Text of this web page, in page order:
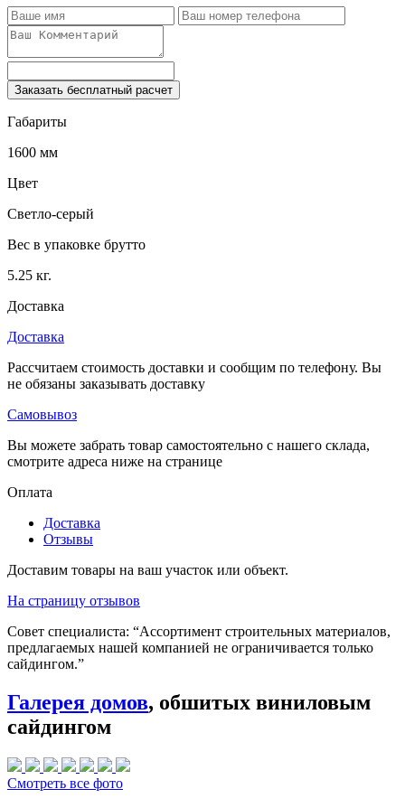
Заказать бесплатный расчет
Габариты
1600 мм
Цвет
Светло-серый
Вес в упаковке брутто
5.25 кг.
Доставка
Доставка
Рассчитаем стоимость доставки и сообщим по телефону. Вы
не обязаны заказывать доставку
Самовывоз
Вы можете забрать товар самостоятельно с нашего склада,
смотрите адреса ниже на странице
Оплата
Доставка
Отзывы
Доставим товары на ваш участок или объект.
На страницу отзывов
Совет специалиста: “Ассортимент строительных материалов,
предлагаемых нашей компанией не ограничивается только
сайдингом.”
Галерея домов, обшитых виниловым
сайдингом
Смотреть все фото